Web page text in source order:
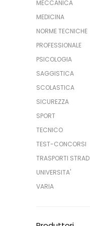
MECCANICA
MEDICINA
NORME TECNICHE
PROFESSIONALE
PSICOLOGIA
SAGGISTICA
SCOLASTICA
SICUREZZA
SPORT
TECNICO
TEST-CONCORSI
TRASPORTI STRAD
UNIVERSITA'
VARIA